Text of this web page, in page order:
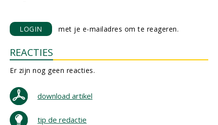
LOGIN met je e-mailadres om te reageren.
REACTIES
Er zijn nog geen reacties.
download artikel
tip de redactie